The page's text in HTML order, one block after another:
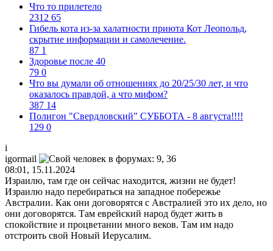
Что то прилетело
2312 65
Гибель кота из-за халатности приюта Кот Леопольд,
скрытиe информации и самолечение.
87 1
Здоровье после 40
79 0
Что вы думали об отношениях до 20/25/30 лет, и что
оказалось правдой, а что мифом?
387 14
Полигон "Свердловский" СУББОТА - 8 августа!!!!
129 0
i
igormail
08:01, 15.11.2024
Израилю, там где он сейчас находится, жизни не будет!
Израилю надо перебираться на западное побережье
Австралии. Как они договорятся с Австралией это их дело, но
они договорятся. Там еврейский народ будет жить в
спокойствие и процветании много веков. Там им надо
отстроить свой Новый Иерусалим.